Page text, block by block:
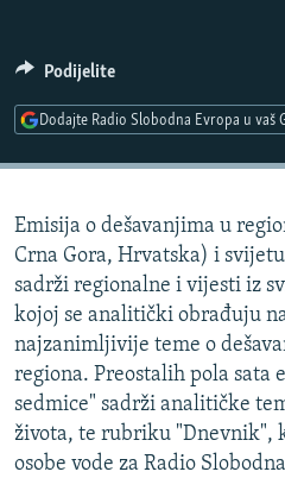
DNEVNO@RSE
SPECIJALI RSE
POPLAVE I KLIZIŠTA U BIH 2024.
TV LIBERTY
POST SCRIPTUM
MOJA EVROPA
TRI DECENIJE OD RATA U BIH
SVE KARTE DEJTONA
PRATITE NAS
Sve RFE/RL stranice
Podijelite
Dodajte Radio Slobodna Evropa u vaš
Emisija o dešavanjima u
Crna Gora, Hrvatska) i
sadrži regionalne i vijesti iz
kojoj se analitički obrađuju
najzanimljivije teme o
regiona. Preostalih pola sata
sedmice" sadrži analitičke
života, te rubriku "Dnevnik",
osobe vode za Radio